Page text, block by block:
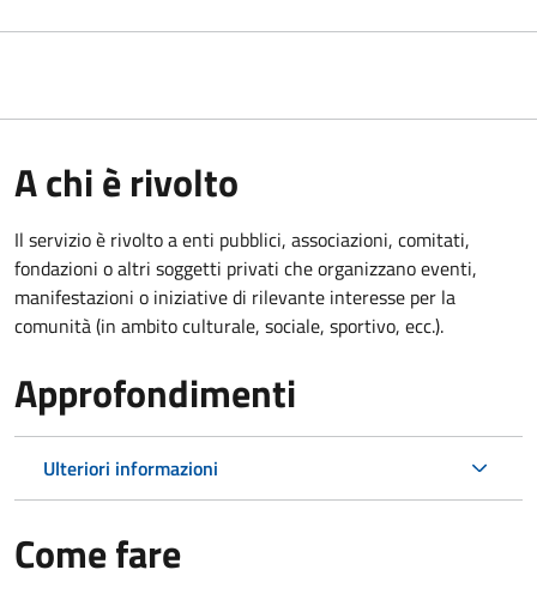
A chi è rivolto
Il servizio è rivolto a enti pubblici, associazioni, comitati,
fondazioni o altri soggetti privati che organizzano eventi,
manifestazioni o iniziative di rilevante interesse per la
comunità (in ambito culturale, sociale, sportivo, ecc.).
Approfondimenti
Ulteriori informazioni
Come fare